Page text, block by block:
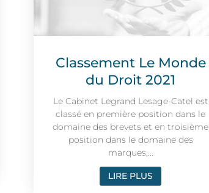
Classement Le Monde
du Droit 2021
Le Cabinet Legrand Lesage-Catel est
classé en première position dans le
domaine des brevets et en troisième
position dans le domaine des
marques,...
LIRE PLUS